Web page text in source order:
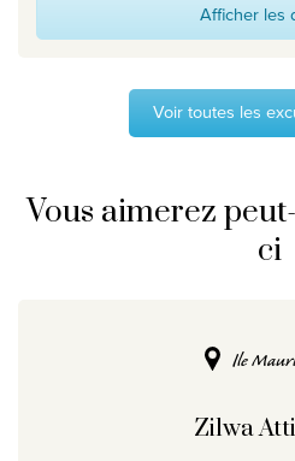
Afficher les
Voir toutes les
Vous aimerez
ci
Ile
Zilwa